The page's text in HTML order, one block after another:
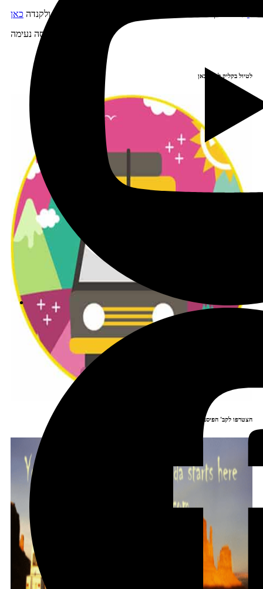
אפשר לקרוא על עוד על המלצות בנוגע לטיסות לארה"ב ולקנדה
טיסה נעימה
לטיול בקליק לחצו כאן
הצטרפו לקב' הפיסבוק שלנו